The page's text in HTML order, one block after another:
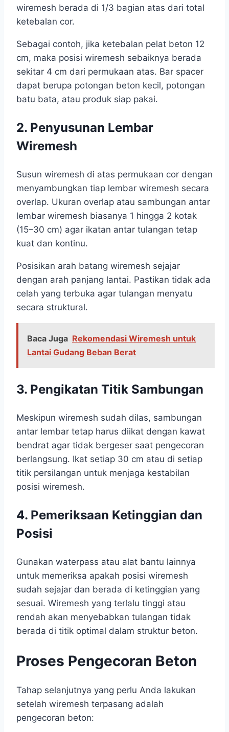
wiremesh berada di 1/3 bagian atas dari total
ketebalan cor.
Sebagai contoh, jika ketebalan pelat beton 12
cm, maka posisi wiremesh sebaiknya berada
sekitar 4 cm dari permukaan atas. Bar spacer
dapat berupa potongan beton kecil, potongan
batu bata, atau produk siap pakai.
2. Penyusunan Lembar
Wiremesh
Susun wiremesh di atas permukaan cor dengan
menyambungkan tiap lembar wiremesh secara
overlap. Ukuran overlap atau sambungan antar
lembar wiremesh biasanya 1 hingga 2 kotak
(15–30 cm) agar ikatan antar tulangan tetap
kuat dan kontinu.
Posisikan arah batang wiremesh sejajar
dengan arah panjang lantai. Pastikan tidak ada
celah yang terbuka agar tulangan menyatu
secara struktural.
Baca Juga Rekomendasi Wiremesh untuk
Lantai Gudang Beban Berat
3. Pengikatan Titik Sambungan
Meskipun wiremesh sudah dilas, sambungan
antar lembar tetap harus diikat dengan kawat
bendrat agar tidak bergeser saat pengecoran
berlangsung. Ikat setiap 30 cm atau di setiap
titik persilangan untuk menjaga kestabilan
posisi wiremesh.
4. Pemeriksaan Ketinggian dan
Posisi
Gunakan waterpass atau alat bantu lainnya
untuk memeriksa apakah posisi wiremesh
sudah sejajar dan berada di ketinggian yang
sesuai. Wiremesh yang terlalu tinggi atau
rendah akan menyebabkan tulangan tidak
berada di titik optimal dalam struktur beton.
Proses Pengecoran Beton
Tahap selanjutnya yang perlu Anda lakukan
setelah wiremesh terpasang adalah
pengecoran beton: